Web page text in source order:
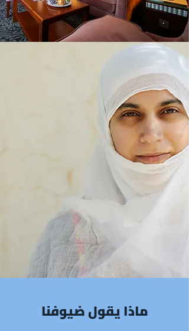
ماذا يقول ضيوفنا